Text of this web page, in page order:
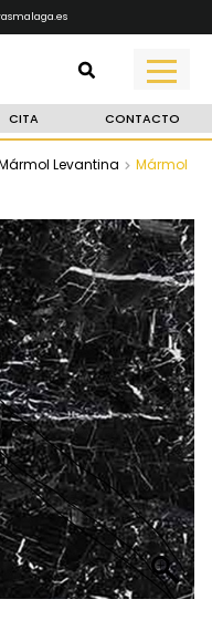
CITA CONTACTO
Levantina
Mármol